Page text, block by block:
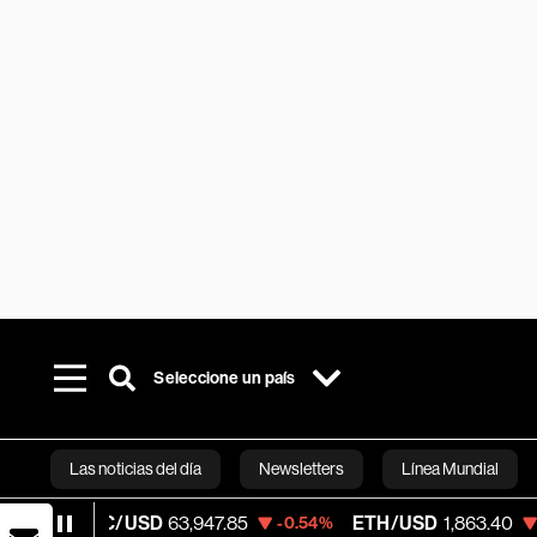
Seleccione un país
Las noticias del día Newsletters Línea Mundial
Bloomberg
USD 63,947.85 -0.54% ETH/USD 1,863.40 -0.64%